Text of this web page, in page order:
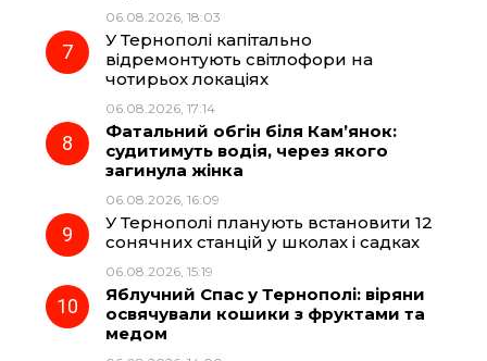
06.08.2026, 18:03
У Тернополі капітально
відремонтують світлофори на
чотирьох локаціях
06.08.2026, 17:14
Фатальний обгін біля Кам’янок:
судитимуть водія, через якого
загинула жінка
06.08.2026, 16:09
У Тернополі планують встановити 12
сонячних станцій у школах і садках
06.08.2026, 15:19
Яблучний Спас у Тернополі: віряни
освячували кошики з фруктами та
медом